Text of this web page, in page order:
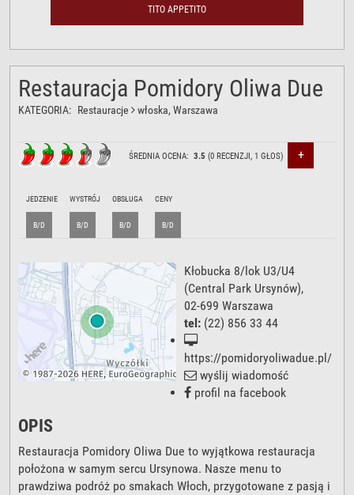
TITO APPETITO
Restauracja Pomidory Oliwa Due
KATEGORIA: Restauracje włoska, Warszawa
ŚREDNIA OCENA:3.5 (0 RECENZJI, 1 GŁOS) +
JEDZENIE
B/D
WYSTRÓJ
B/D
OBSŁUGA
B/D
CENY
B/D
Kłobucka 8/lok U3/U4
(Central Park Ursynów),
02-699 Warszawa
tel: (22) 856 33 44
https://pomidoryoliwadue.pl/
wyślij wiadomość
profil na facebook
OPIS
Restauracja Pomidory Oliwa Due to wyjątkowa restauracja
położona w samym sercu Ursynowa. Nasze menu to
prawdziwa podróż po smakach Włoch, przygotowane z pasją i